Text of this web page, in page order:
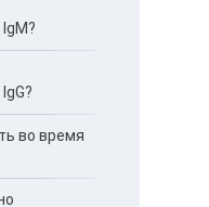
во время